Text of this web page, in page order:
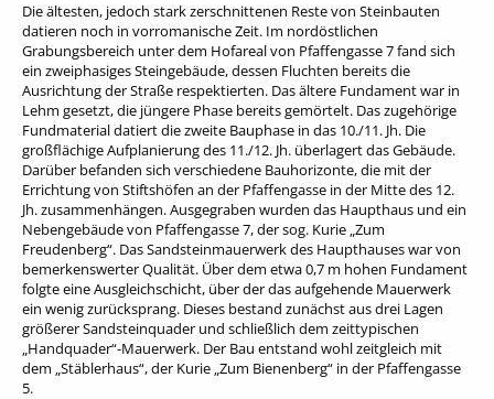
Die ältesten, jedoch stark zerschnittenen Reste von Steinbauten
datieren noch in vorromanische Zeit. Im nordöstlichen
Grabungsbereich unter dem Hofareal von Pfaffengasse 7 fand sich
ein zweiphasiges Steingebäude, dessen Fluchten bereits die
Ausrichtung der Straße respektierten. Das ältere Fundament war in
Lehm gesetzt, die jüngere Phase bereits gemörtelt. Das zugehörige
Fundmaterial datiert die zweite Bauphase in das 10./11. Jh. Die
großflächige Aufplanierung des 11./12. Jh. überlagert das Gebäude.
Darüber befanden sich verschiedene Bauhorizonte, die mit der
Errichtung von Stiftshöfen an der Pfaffengasse in der Mitte des 12.
Jh. zusammenhängen. Ausgegraben wurden das Haupthaus und ein
Nebengebäude von Pfaffengasse 7, der sog. Kurie „Zum
Freudenberg“. Das Sandsteinmauerwerk des Haupthauses war von
bemerkenswerter Qualität. Über dem etwa 0,7 m hohen Fundament
folgte eine Ausgleichschicht, über der das aufgehende Mauerwerk
ein wenig zurücksprang. Dieses bestand zunächst aus drei Lagen
größerer Sandsteinquader und schließlich dem zeittypischen
„Handquader“-Mauerwerk. Der Bau entstand wohl zeitgleich mit
dem „Stäblerhaus“, der Kurie „Zum Bienenberg“ in der Pfaffengasse
5.